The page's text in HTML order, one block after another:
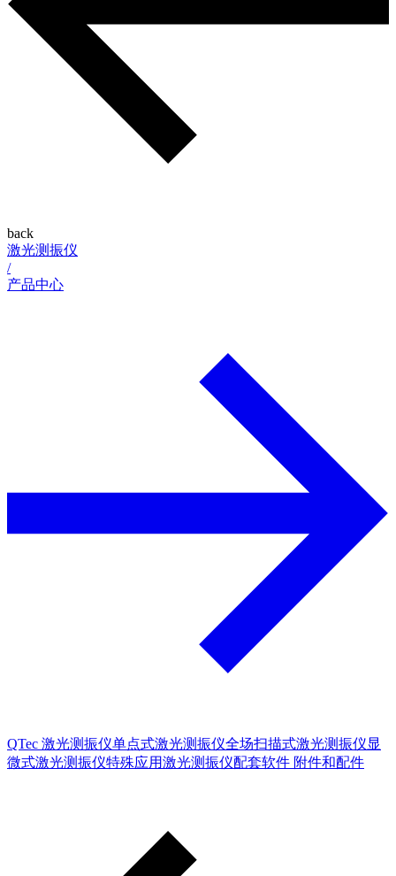
back
激光测振仪
/
产品中心
QTec 激光测振仪单点式激光测振仪全场扫描式激光测振仪显
微式激光测振仪特殊应用激光测振仪配套软件 附件和配件